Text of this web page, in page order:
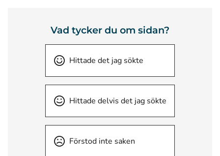
Vad tycker du om sidan?
Hittade det jag sökte
Hittade delvis det jag sökte
Förstod inte saken